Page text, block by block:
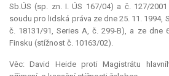
Sb.ÚS (sp. zn. I. ÚS 167/04) a č. 127/
soudu pro lidská práva ze dne 25. 11. 1994,
č. 18131/91, Series A, č. 299-B), a ze dne
Finsku (stížnost č. 10163/02).
Věc: David Heide proti Magistrátu